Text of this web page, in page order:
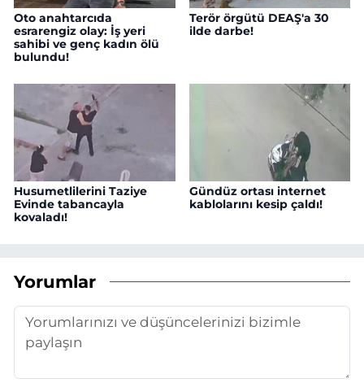
Oto anahtarcıda
esrarengiz olay: İş yeri
sahibi ve genç kadın ölü
bulundu!
Terör örgütü DEAŞ'a 30
ilde darbe!
Husumetlilerini Taziye
Evinde tabancayla
kovaladı!
Gündüz ortası internet
kablolarını kesip çaldı!
Yorumlar